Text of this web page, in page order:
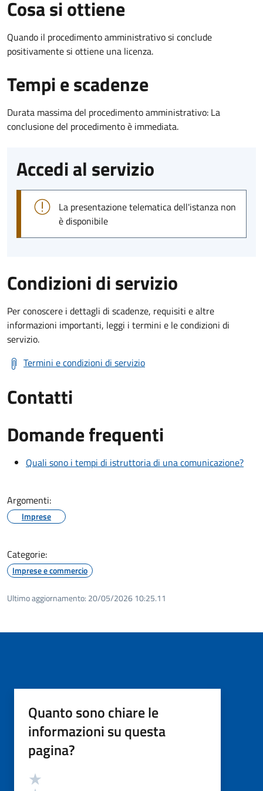
Cosa si ottiene
Quando il procedimento amministrativo si conclude
positivamente si ottiene una licenza.
Tempi e scadenze
Durata massima del procedimento amministrativo: La
conclusione del procedimento è immediata.
Accedi al servizio
La presentazione telematica dell'istanza non
è disponibile
Condizioni di servizio
Per conoscere i dettagli di scadenze, requisiti e altre
informazioni importanti, leggi i termini e le condizioni di
servizio.
Termini e condizioni di servizio
Contatti
Domande frequenti
Quali sono i tempi di istruttoria di una comunicazione?
Argomenti:
Imprese
Categorie:
Imprese e commercio
Ultimo aggiornamento: 20/05/2026 10:25.11
Quanto sono chiare le
informazioni su questa
pagina?
Valutazione